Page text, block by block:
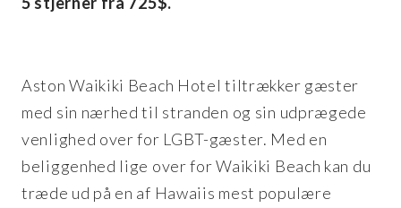
Aston Waikiki Beach Hotel tiltrækker gæster
med sin nærhed til stranden og sin udprægede
venlighed over for LGBT-gæster. Med en
beliggenhed lige over for Waikiki Beach kan du
træde ud på en af Hawaiis mest populære